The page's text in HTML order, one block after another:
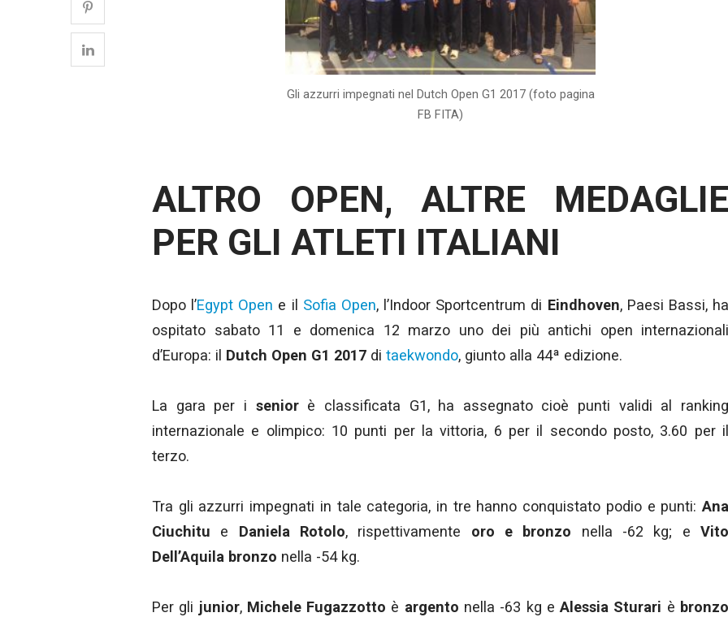
Gli azzurri impegnati nel Dutch Open G1 2017 (foto pagina
FB FITA)
ALTRO OPEN, ALTRE MEDAGLIE
PER GLI ATLETI ITALIANI
Dopo l’Egypt Open e il Sofia Open, l’Indoor Sportcentrum di Eindhoven, Paesi Bassi,
ospitato sabato 11 e domenica 12 marzo uno dei più antichi open internazionali
d’Europa: il Dutch Open G1 2017 di taekwondo, giunto alla 44ª edizione.
La gara per i seniorè classificata G1, ha assegnato cioè punti validi al
internazionale e olimpico: 10 punti per la vittoria, 6 per il secondo posto, 3.60 per il
terzo.
Tra gli azzurri impegnati in tale categoria, in tre hanno conquistato podio e punti: Ana
Ciuchitu e Daniela Rotolo, rispettivamente oro e bronzo nella -62 kg; e
Dell’Aquila bronzo nella -54 kg.
Per gli junior, Michele Fugazzotto è argento nella -63 kg eAlessia Sturari è